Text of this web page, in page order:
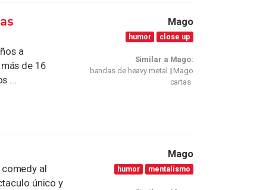
a
de 16
...
Mago
humor close up
Similar a Mago:
bandas de heavy metal
Mago
cartas
al
único y
Mago
humor mentalismo